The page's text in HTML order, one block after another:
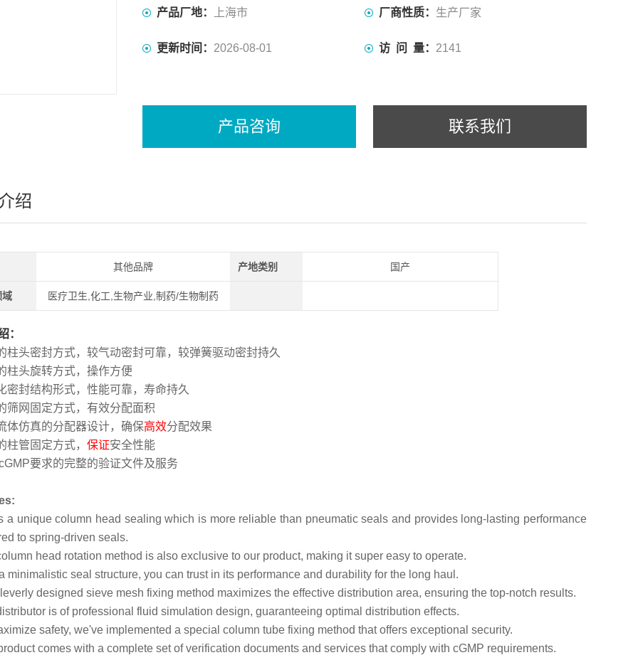
产品厂地： 上海市 厂商性质： 生产厂家
更新时间： 2026-08-01 访 问 量： 2141
产品咨询 联系我们
绍
其他品牌 产地类别 国产
域 医疗卫生,化工,生物产业,制药/生物制药
：
柱头密封方式，较气动密封可靠，较弹簧驱动密封持久
柱头旋转方式，操作方便
密封结构形式，性能可靠，寿命持久
筛网固定方式，有效分配面积
体仿真的分配器设计，确保高效分配效果
柱管固定方式， 保证安全性能
要求的完整的验证文件及服务
a unique column head sealing which is more reliable than pneumatic seals and provides long-lasting performance
to spring-driven seals.
head rotation method is also exclusive to our product, making it super easy to operate.
minimalistic seal structure, you can trust in its performance and durability for the long haul.
designed sieve mesh fixing method maximizes the effective distribution area, ensuring the top-notch results.
is of professional fluid simulation design, guaranteeing optimal distribution effects.
safety, we've implemented a special column tube fixing method that offers exceptional security.
comes with a complete set of verification documents and services that comply with cGMP requirements.